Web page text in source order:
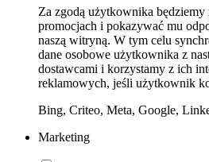
Za zgodą użytkownika
promocjach i pokazywać mu
naszą witryną. W tym celu
dane osobowe użytkownika z
dostawcami i korzystamy z ich
reklamowych, jeśli użytkownik
Bing, Criteo, Meta, Google,
Marketing